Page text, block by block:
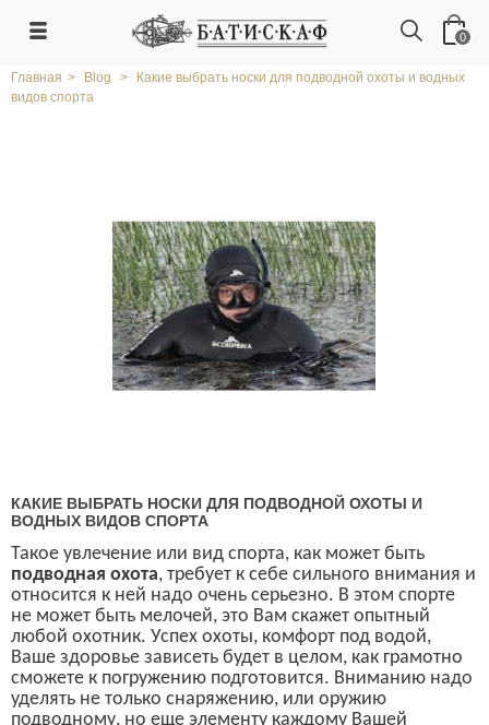
0
Главная > Blog >
Какие выбрать носки для подводной охоты и водных
видов спорта
КАКИЕ ВЫБРАТЬ НОСКИ ДЛЯ ПОДВОДНОЙ ОХОТЫ И
ВОДНЫХ ВИДОВ СПОРТА
Такое увлечение или вид спорта, как может быть
подводная охота, требует к себе сильного внимания и
относится к ней надо очень серьезно. В этом спорте
не может быть мелочей, это Вам скажет опытный
любой охотник. Успех охоты, комфорт под водой,
Ваше здоровье зависеть будет в целом, как грамотно
сможете к погружению подготовится. Вниманию надо
уделять не только снаряжению, или оружию
подводному, но еще элементу каждому Вашей